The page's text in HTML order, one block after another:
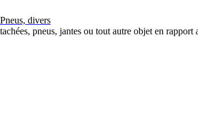
divers
pneus, jantes ou tout autre objet en rapport